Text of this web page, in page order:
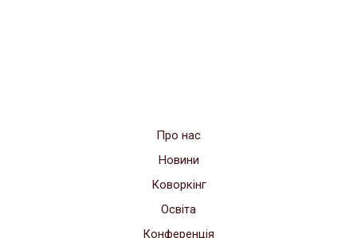
Про нас
Новини
Коворкінг
Освіта
Конференція